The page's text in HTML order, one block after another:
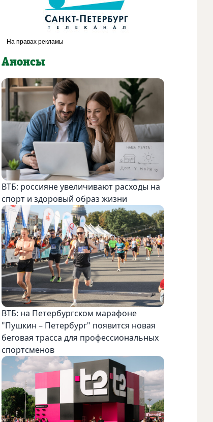
Анонсы
ВТБ: россияне увеличивают расходы на
спорт и здоровый образ жизни
ВТБ: на Петербургском марафоне
"Пушкин – Петербург" появится новая
беговая трасса для профессиональных
спортсменов